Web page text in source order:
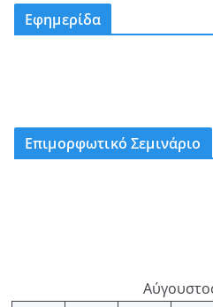
Εφημερίδα
Επιμορφωτικό Σεμινάριο